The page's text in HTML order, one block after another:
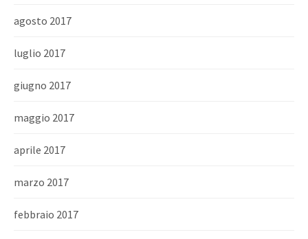
agosto 2017
luglio 2017
giugno 2017
maggio 2017
aprile 2017
marzo 2017
febbraio 2017